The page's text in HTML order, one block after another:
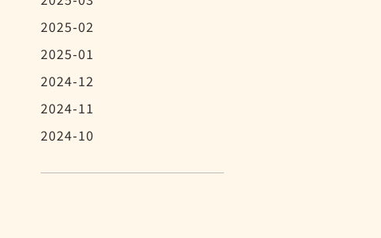
2025-02
2025-01
2024-12
2024-11
2024-10